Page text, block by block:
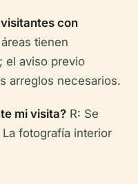
con
tienen
el aviso previo
arreglos necesarios.
mi visita? R: Se
fotografía interior